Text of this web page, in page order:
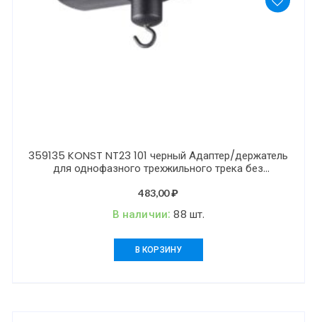
359135 KONST NT23 101 черный Адаптер/держатель
для однофазного трехжильного трека без
483,00₽
В наличии:88 шт.
В КОРЗИНУ